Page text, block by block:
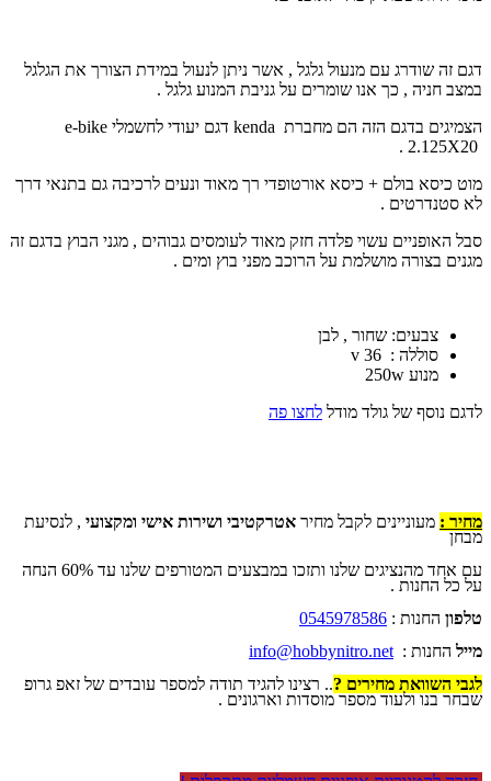
דגם זה שודרג עם מנעול גלגל , אשר ניתן לנעול במידת הצורך את הגלגל
במצב חניה , כך אנו שומרים על גניבת המנוע גלגל .
הצמיגים בדגם הזה הם מחברת kenda דגם יעודי לחשמלי e-bike
X
2.125 .
מוט כיסא בולם + כיסא אורטופדי רך מאוד ונעים לרכיבה גם בתנאי דרך
לא סטנדרטים .
סבל האופניים עשוי פלדה חזק מאוד לעומסים גבוהים , מגני הבוץ בדגם זה
מגנים בצורה מושלמת על הרוכב מפני בוץ ומים .
צבעים: שחור , לבן
סוללה : 36 v
מנוע 250w
לדגם נוסף של גולד מודל לחצו פה
מחיר : מעוניינים לקבל מחיר אטרקטיבי ושירות אישי ומקצועי , לנסיעת
מבחן
עם אחד מהנציגים שלנו ותזכו במבצעים המטורפים שלנו עד 60% הנחה
על כל החנות .
טלפון החנות : 0545978586
מייל החנות :info@hobbynitro.net
לגבי השוואת מחירים ?.. רצינו להגיד תודה למספר עובדים של זאפ גרופ
שבחר בנו ולעוד מספר מוסדות וארגונים .